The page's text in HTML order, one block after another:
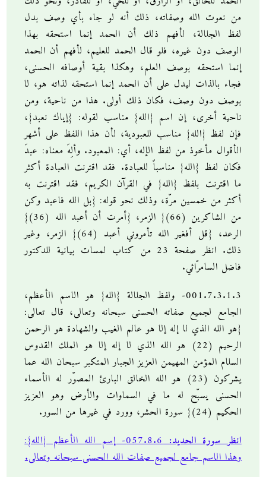
من نعوت الله وصفاته، ذلك أنه لو جاء بأي وصف بدل
لفظ الجلالة، لأفهم ذلك أن الحمد إنما استحقه بهذا
الوصف دون غيره، فلو قال الحمد للعليم، لأفهم أن الحمد
إنما استحقه بوصف العلم، وهكذا بقية أوصافه الحسنى،
فجاء بالذات ليدل على أن الحمد إنما استحقه لذاته هو، لا
بوصف دون وصف، فكان ذلك أولى. هذا من ناحية، ومن
ناحية أخرى، إن اسم {الله} مناسب لقوله: {إياك نعبد}،
فإن لفظ {الله} مناسب للعبودية، لأن هذا اللفظ على أشهر
الأقوال مأخوذ من لفظ الإله، أي: المعبود. وألِهَ معناه: عبدَ
فكان لفظ {الله} مناسباً للعبادة. فقد اقترنت العبادة أكثر
ما اقترنت بلفظ {الله} في القرآن الكريم، فقد اقترنت به
أكثر من خمسين مرّة، وذلك نحو قوله: {بل الله فاعبد وكن
من الشاكرين (66)} الزمر، {أمرت أن أعبد الله (36)}
الرعد، {قل أفغير الله تأمروني أعبد (64)} الزمر، وغير
ذلك. انظر صفحة 23 من كتاب لمسات بيانية للدكتور
فاضل السامرّائي.
001.7.3.1.3- ولفظ الجلالة {الله} هو الاسم الأعظم،
الجامع لجميع صفاته الحسنى سبحانه وتعالى، قال تعالى:
{هو الله الذي لا إله إلا هو عالم الغيب والشهادة هو الرحمن
الرحيم (22) هو الله الذي لا إله إلا هو الملك القدوس
السلام المؤمن المهيمن العزيز الجبار المتكبر سبحان الله عما
يشركون (23) هو الله الخالق البارئ المصوّر له الأسماء
الحسنى يسبّح له ما في السماوات والأرض وهو العزيز
الحكيم (24)} سورة الحشر، وورد في غيرها من السور.
انظر سورة الحديد:
057.8.6- إسم الله الأعظم {الله}:
وهذا الاسم جامع لجميع صفات الله الحسنى سبحانه وتعالى.